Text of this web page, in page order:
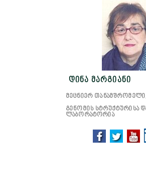
დინა მარგიანი
მეცნიერ
გენომის სტრუქტურისა
ლაბორატორია